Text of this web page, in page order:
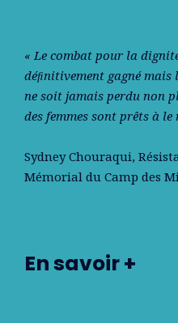
« Le combat pour la
déﬁnitivement gagné mais
ne soit jamais perdu non
des femmes sont prêts à le
Sydney Chouraqui,
Mémorial du Camp des
En savoir +